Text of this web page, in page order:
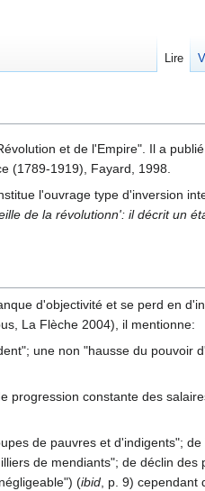
et de l'Empire". Il a
(1789-1919), Fayard, 1998.
l'ouvrage type d'inversion
de la révolutionn': il décrit un
d'objectivité et se perd en
La Flèche 2004), il mentionne:
une non "hausse du pouvoir
progression constante des
de pauvres et d'indigents";
de mendiants"; de déclin
(ibid, p. 9) cependant
Lire